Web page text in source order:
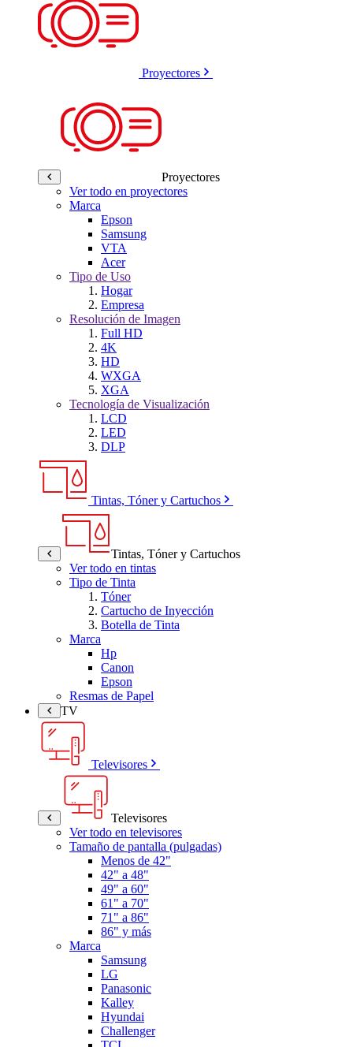
Proyectores
Proyectores
Ver todo en proyectores
Marca
Epson
Samsung
VTA
Acer
Tipo de Uso
Hogar
Empresa
Resolución de Imagen
Full HD
4K
HD
WXGA
XGA
Tecnología de Visualización
LCD
LED
DLP
Tintas, Tóner y Cartuchos
Tintas, Tóner y Cartuchos
Ver todo en tintas
Tipo de Tinta
Tóner
Cartucho de Inyección
Botella de Tinta
Marca
Hp
Canon
Epson
Resmas de Papel
TV
Televisores
Televisores
Ver todo en televisores
Tamaño de pantalla (pulgadas)
Menos de 42"
42" a 48"
49" a 60"
61" a 70"
71" a 86"
86" y más
Marca
Samsung
LG
Panasonic
Kalley
Hyundai
Challenger